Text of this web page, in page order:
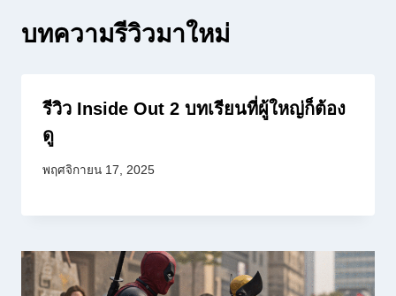
บทความรีวิวมาใหม่
รีวิว Inside Out 2 บทเรียนที่ผู้ใหญ่ก็ต้อง
ดู
พฤศจิกายน 17, 2025